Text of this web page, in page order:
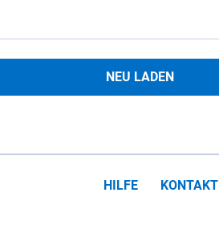
NEU LADEN
HILFE KONTAKT